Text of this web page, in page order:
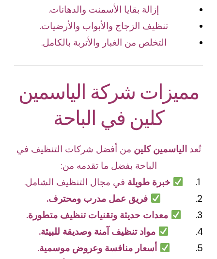
إزالة بقايا الأسمنت والدهانات.
تنظيف الزجاج والأبواب والأرضيات.
التخلص من الغبار والأتربة بالكامل.
مميزات شركة الياسمين
كلين في الباحة
تُعدالياسمين كلين من أفضل شركات التنظيف في
الباحة بفضل ما تقدمه من:
خبرة طويلة في مجال التنظيف الشامل.
فريق عمل مدرب ومحترف.
معدات حديثة وتقنيات تنظيف متطورة.
مواد تنظيف آمنة وصديقة للبيئة.
أسعار منافسة وعروض موسمية.